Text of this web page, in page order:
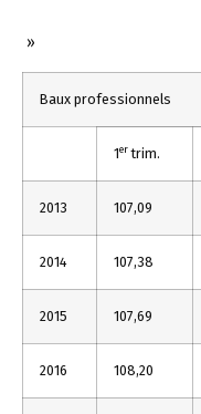
»
Baux professionnels
1ertrim.
2013 107,09
2014 107,38
2015 107,69
2016 108,20